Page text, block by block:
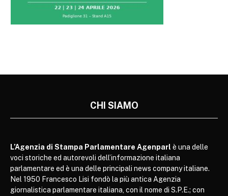
CHI SIAMO
L’Agenzia di Stampa Parlamentare Agenparl è una delle
voci storiche ed autorevoli dell’informazione italiana
parlamentare ed è una delle principali news company italiane.
Nel 1950 Francesco Lisi fondò la più antica Agenzia
giornalistica parlamentare italiana, con il nome di S.P.E.; con